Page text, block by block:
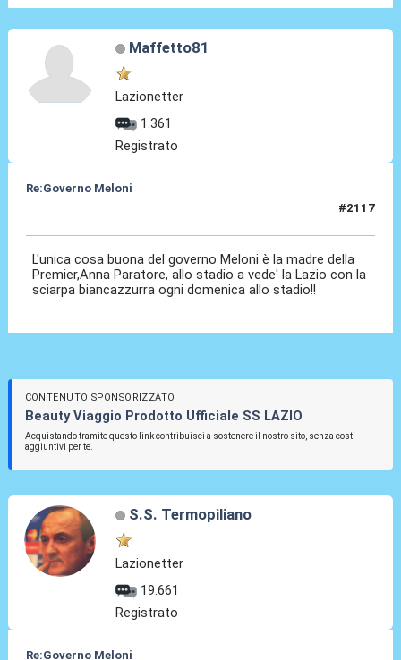
Maffetto81
Lazionetter
1.361
Registrato
Re:Governo Meloni
#2117
L'unica cosa buona del governo Meloni è la madre della
Premier,Anna Paratore, allo stadio a vede' la Lazio con la
sciarpa biancazzurra ogni domenica allo stadio!!
CONTENUTO SPONSORIZZATO
Beauty Viaggio Prodotto Ufficiale SS LAZIO
Acquistando tramite questo link contribuisci a sostenere il nostro sito, senza costi
aggiuntivi per te.
S.S. Termopiliano
Lazionetter
19.661
Registrato
Re:Governo Meloni